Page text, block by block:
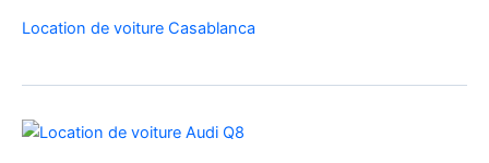
Casablanca
Fiat
500
Location de voiture Casablanca